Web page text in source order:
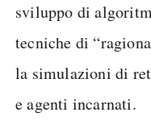
sviluppo di
tecniche di
la simulazioni di
e agenti incarnati.